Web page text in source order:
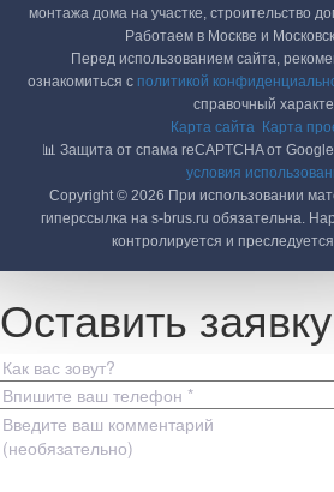
монтажа дома на участке, строительство
Работаем в Москве и
Перед использованием сайта,
ознакомиться с политикой
справочный
Карта сайта
Карта
📊 Защита от спама reCAPTCHA от Google
условия
Copyright © 2026 При использовании
гиперссылка на s-brus.ru обязательна.
контролируется и
Оставить заявку